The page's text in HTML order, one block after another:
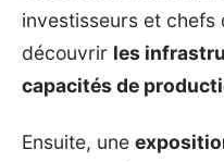
investisseurs et chefs
découvrir les
capacités de
Ensuite, une